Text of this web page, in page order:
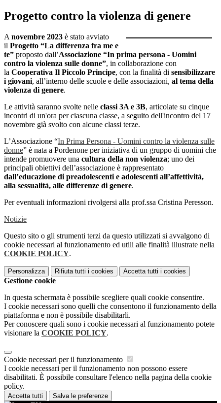
Progetto contro la violenza di genere
A novembre 2023 è stato avviato
il Progetto “La differenza fra me e
te” proposto dall’Associazione “In prima persona - Uomini
contro la violenza sulle donne”, in collaborazione con
la Cooperativa Il Piccolo Principe, con la finalità di sensibilizzare
i giovani, all’interno delle scuole e delle associazioni, al tema della
violenza di genere.
Le attività saranno svolte nelle classi 3A e 3B, articolate su cinque
incontri di un'ora per ciascuna classe, a seguito dell'incontro del 17
novembre già svolto con alcune classi terze.
L’Associazione “In Prima Persona - Uomini contro la violenza sulle
donne” è nata a Pordenone per iniziativa di un gruppo di uomini che
intende promuovere una cultura della non violenza; uno dei
principali obiettivi dell’associazione è rappresentato
dall’educazione di preadolescenti e adolescenti all’affettività,
alla sessualità, alle differenze di genere.
Per eventuali informazioni rivolgersi alla prof.ssa Cristina Peresson.
Notizie
Questo sito o gli strumenti terzi da questo utilizzati si avvalgono di
cookie necessari al funzionamento ed utili alle finalità illustrate nella
COOKIE POLICY.
Personalizza Rifiuta tutti i cookies Accetta tutti i cookies
Gestione cookie
In questa schermata è possibile scegliere quali cookie consentire.
I cookie necessari sono quelli che consentono il funzionamento della
piattaforma e non è possibile disabilitarli.
Per conoscere quali sono i cookie necessari al funzionamento potete
visionare la COOKIE POLICY.
Cookie necessari per il funzionamento
I cookie necessari per il funzionamento non possono essere
disabilitati. È possibile consultare l'elenco nella pagina della cookie
policy.
Accetta tutti Salva le preferenze